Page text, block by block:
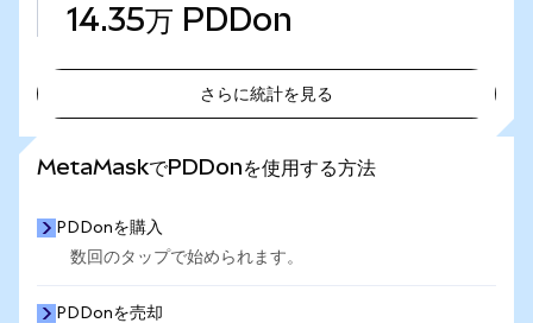
14.35万 PDDon
さらに統計を見る
MetaMaskでPDDonを使用する方法
PDDonを購入
数回のタップで始められます。
PDDonを売却